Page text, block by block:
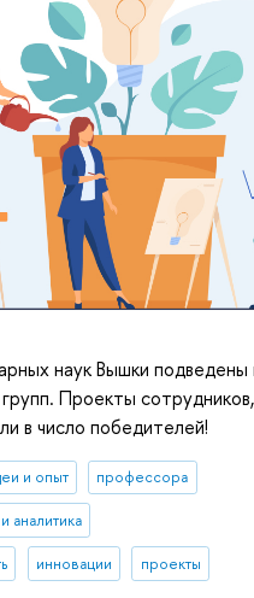
наук Вышки подведены
Проекты
в число победителей!
и опыт профессора
аналитика
инновации проекты